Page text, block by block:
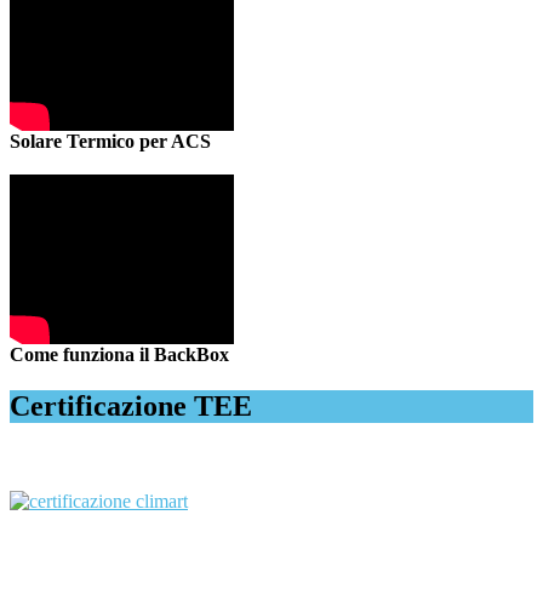
Solare Termico per ACS
Come funziona il BackBox
Certificazione TEE